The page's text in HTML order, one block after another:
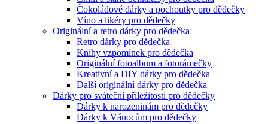
Čokoládové dárky a pochoutky pro dědečky
Víno a likéry pro dědečky
Originální a retro dárky pro dědečka
Retro dárky pro dědečka
Knihy vzpomínek pro dědečka
Originální fotoalbum a fotorámečky
Kreativní a DIY dárky pro dědečka
Další originální dárky pro dědečka
Dárky pro sváteční příležitosti pro dědečky
Dárky k narozeninám pro dědečky
Dárky k Vánocům pro dědečky